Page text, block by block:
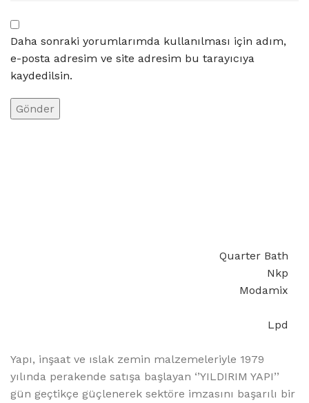
Daha sonraki yorumlarımda kullanılması için adım,
e-posta adresim ve site adresim bu tarayıcıya
kaydedilsin.
Quarter Bath
Nkp
Modamix
Lpd
Yapı, inşaat ve ıslak zemin malzemeleriyle 1979
yılında perakende satışa başlayan ‘’YILDIRIM YAPI’’
gün geçtikçe güçlenerek sektöre imzasını başarılı bir